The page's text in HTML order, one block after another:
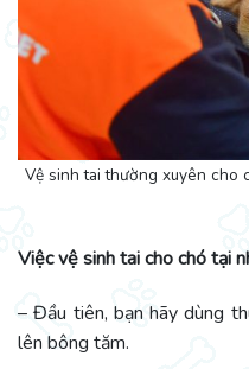
Vệ sinh tai thường xuyên cho
Việc vệ sinh tai cho chó tại
– Đầu tiên, bạn hãy dùng
lên bông tăm.